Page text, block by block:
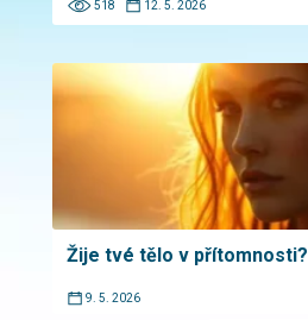
518 12. 5. 2026
Žije tvé tělo v přítomnosti?
9. 5. 2026